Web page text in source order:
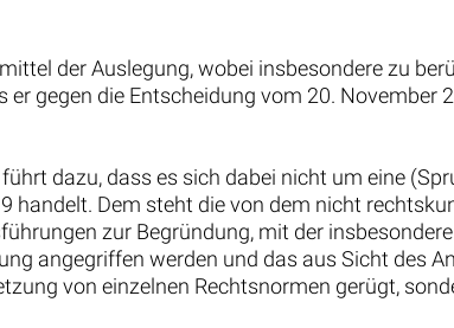
der Auslegung, wobei insbesondere zu
gegen die Entscheidung vom 20. November
dazu, dass es sich dabei nicht um eine
handelt. Dem steht die von dem nicht
zur Begründung, mit der
angegriffen werden und das aus Sicht des
von einzelnen Rechtsnormen gerügt,